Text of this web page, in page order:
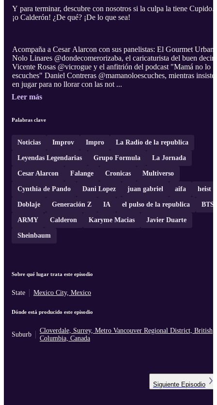
Y para terminar, descubre con nosotros si la culpa la tiene
¡o Calderón! ¿De qué? ¡De lo que sea!
Acompaña a Cesar Alarcon con sus panelistas: El Gourmet
Nolo Linares @dondecomerorizaba, el caricaturista del buen decir
Vicente Rosas @vicrogue y el anfitrión del podcast "Mamá no lo
escuches" Daniel Contreras @mamanoloescuches, mientras
en jugar para no llorar con las not ...
Leer más
Palabras clave
Noticias Improv Impro La Radio de la republica
Leyendas Legendarias Grupo Formula La Jornada
Cesar Alarcon Falange Cronicas Multiverso
Cynthia de Pando Dani Lopez juan gabriel aifa heist
Doblaje Generación Z IA el pulso de la republica BTS
ARMY Calderon Karyme Macias Javier Duarte
Sheinbaum
Sobre qué lugar trata este episodio
State Mexico City, Mexico
Dónde está producido este episodio
Suburb
Cloverdale, Surrey, Metro Vancouver Regional District, British
Columbia, Canada
Siguiente Episodio